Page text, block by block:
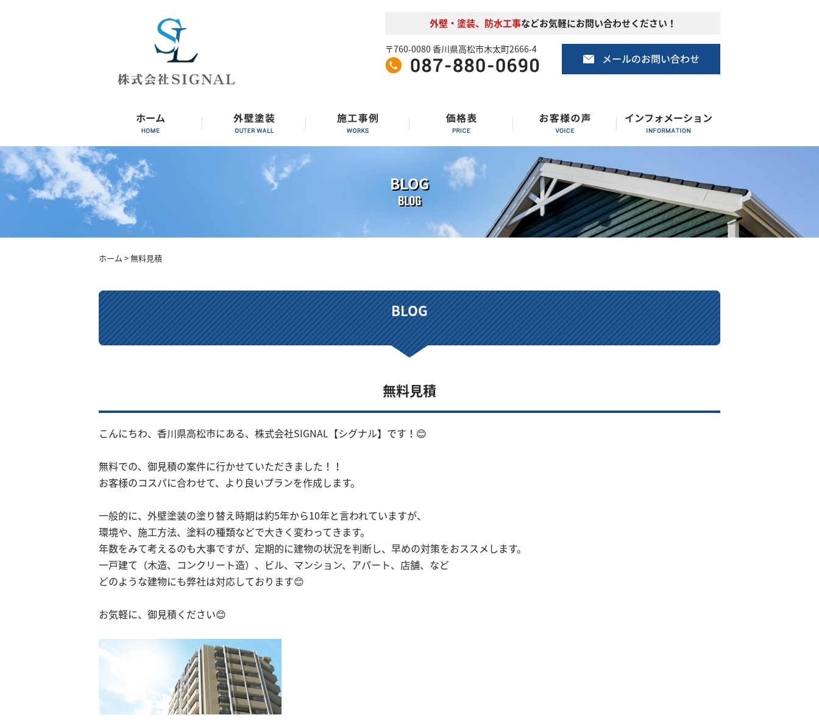
外壁・塗装、防水工事などお気軽にお問い合わせください！
〒760-0080 香川県高松市木太町2666-4
BLOG
BLOG
ホーム > 無料見積
BLOG
無料見積
こんにちわ、香川県高松市にある、株式会社SIGNAL【シグナル】です！😊
無料での、御見積の案件に行かせていただきました！！
お客様のコスパに合わせて、より良いプランを作成します。
一般的に、外壁塗装の塗り替え時期は約5年から10年と言われていますが、
環境や、施工方法、塗料の種類などで大きく変わってきます。
年数をみて考えるのも大事ですが、定期的に建物の状況を判断し、早めの対策をおススメします。
一戸建て（木造、コンクリート造）、ビル、マンション、アパート、店舗、など
どのような建物にも弊社は対応しております😊
お気軽に、御見積ください😊